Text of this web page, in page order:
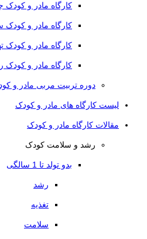
کارگاه مادر و کودک
کارگاه مادر و کودک
کارگاه مادر و کودک
کارگاه مادر و کودک
دوره تربیت مربی مادر و
لیست کارگاه های مادر و کودک
مقالات کارگاه مادر و کودک
رشد و سلامت کودک
بدو تولد تا 1 سالگی
رشد
تغذیه
سلامت